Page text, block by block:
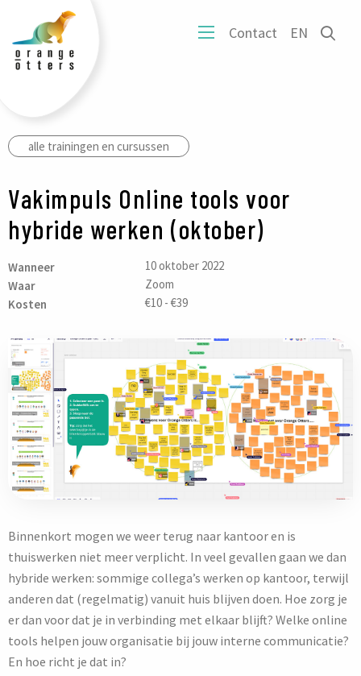
OpenContact EN
het
alle trainingen en cursussen
Vakimpuls Online tools voor
hybride werken (oktober)
Wanneer
10 oktober 2022
Waar
Zoom
Kosten
€10 - €39
Binnenkort mogen we weer terug naar kantoor en is
thuiswerken niet meer verplicht. In veel gevallen gaan we dan
hybride werken: sommige collega’s werken op kantoor, terwijl
anderen dat (regelmatig) vanuit huis blijven doen. Hoe zorg je
er dan voor dat je in verbinding met elkaar blijft? Welke online
tools helpen jouw organisatie bij jouw interne communicatie?
En hoe richt je dat in?